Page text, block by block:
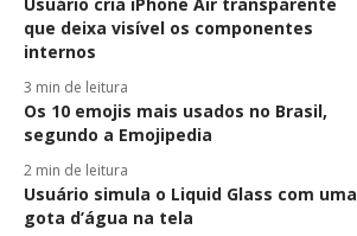
que deixa visível os componentes
internos
3 min de leitura
Os 10 emojis mais usados no Brasil,
segundo a Emojipedia
2 min de leitura
Usuário simula o Liquid Glass com uma
gota d’água na tela